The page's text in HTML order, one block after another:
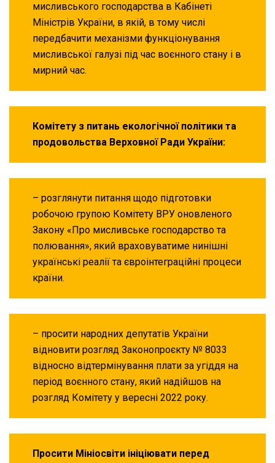
мисливського господарства в Кабінеті
Міністрів України, в якій, в тому числі
передбачити механізми функціонування
мисливської галузі під час воєнного стану і в
мирний час.
Комітету з питань екологічної політики та
продовольства Верховної Ради України:
– розглянути питання щодо підготовки
робочою групою Комітету ВРУ оновленого
Закону «Про мисливське господарство та
полювання», який враховуватиме нинішні
українські реалії та євроінтеграційні процеси
країни.
– просити народних депутатів України
відновити розгляд Законопроєкту № 8033
відносно відтермінування плати за угіддя на
період воєнного стану, який надійшов на
розгляд Комітету у вересні 2022 року.
Просити Мініосвіти ініціювати перед